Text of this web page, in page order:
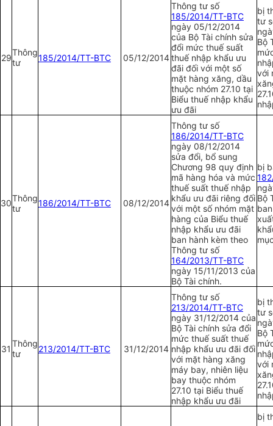
29
Thông
tư
185/2014/TT-BTC 05/12/2014
Thông tư số
185/2014/TT-BTC
ngày 05/12/2014
của Bộ Tài chính sửa
đổi mức thuế suất
thuế nhập khẩu ưu
đãi đối với một số
mặt hàng xăng, dầu
thuộc nhóm 27.10 tại
Biểu thuế nhập khẩu
ưu đãi
bị
tư
Bộ
với
30Thông
tư
186/2014/TT-BTC 08/12/2014
Thông tư số
186/2014/TT-BTC
ngày 08/12/2014
sửa đổi, bổ sung
Chương 98 quy định
mã hàng hóa và mức
thuế suất thuế nhập
khẩu ưu đãi riêng đối
với một số nhóm mặt
hàng của Biểu thuế
nhập khẩu ưu đãi
ban hành kèm theo
Thông tư số
164/2013/TT-BTC
ngày 15/11/2013 của
Bộ Tài chính.
bị
1
Bộ
31
Thông
tư
213/2014/TT-BTC 31/12/2014
Thông tư số
213/2014/TT-BTC
ngày 31/12/2014 của
Bộ Tài chính sửa đổi
mức thuế suất thuế
nhập khẩu ưu đãi đối
với mặt hàng xăng
máy bay, nhiên liệu
bay thuộc nhóm
27.10 tại Biểu thuế
nhập khẩu ưu đãi
bị
tư
Bộ
với
bị